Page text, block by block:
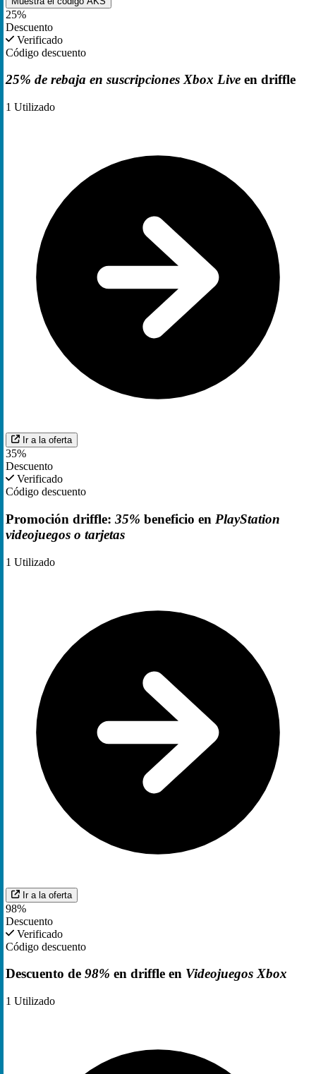
25%
Descuento
Verificado
Código descuento
25% de rebaja en suscripciones Xbox Live en driffle
1 Utilizado
Ir a la oferta
35%
Descuento
Verificado
Código descuento
Promoción driffle: 35% beneficio en PlayStation
videojuegos o tarjetas
1 Utilizado
Ir a la oferta
98%
Descuento
Verificado
Código descuento
Descuento de 98% en driffle en Videojuegos Xbox
1 Utilizado